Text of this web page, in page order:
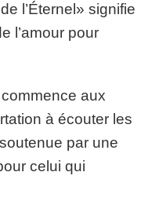
l’Éternel» signifie
l’amour pour
aux
à écouter les
par une
celui qui